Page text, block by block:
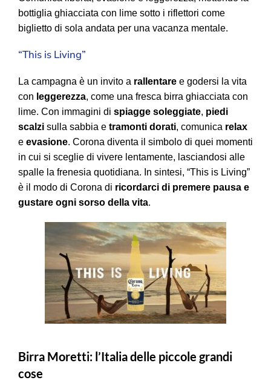
bottiglia ghiacciata con lime sotto i riflettori come
biglietto di sola andata per una vacanza mentale.
“This is Living”
La campagna è un invito a rallentare e godersi la vita
con leggerezza, come una fresca birra ghiacciata con
lime. Con immagini di spiagge soleggiate, piedi
scalzi sulla sabbia e tramonti dorati, comunica relax
e evasione. Corona diventa il simbolo di quei momenti
in cui si sceglie di vivere lentamente, lasciandosi alle
spalle la frenesia quotidiana. In sintesi, “This is Living”
è il modo di Corona di ricordarci di premere pausa e
gustare ogni sorso della vita.
Birra Moretti: l’Italia delle piccole grandi
cose